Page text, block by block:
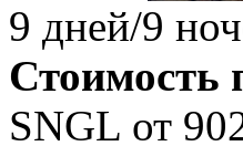
9 дней/9
SNGL от